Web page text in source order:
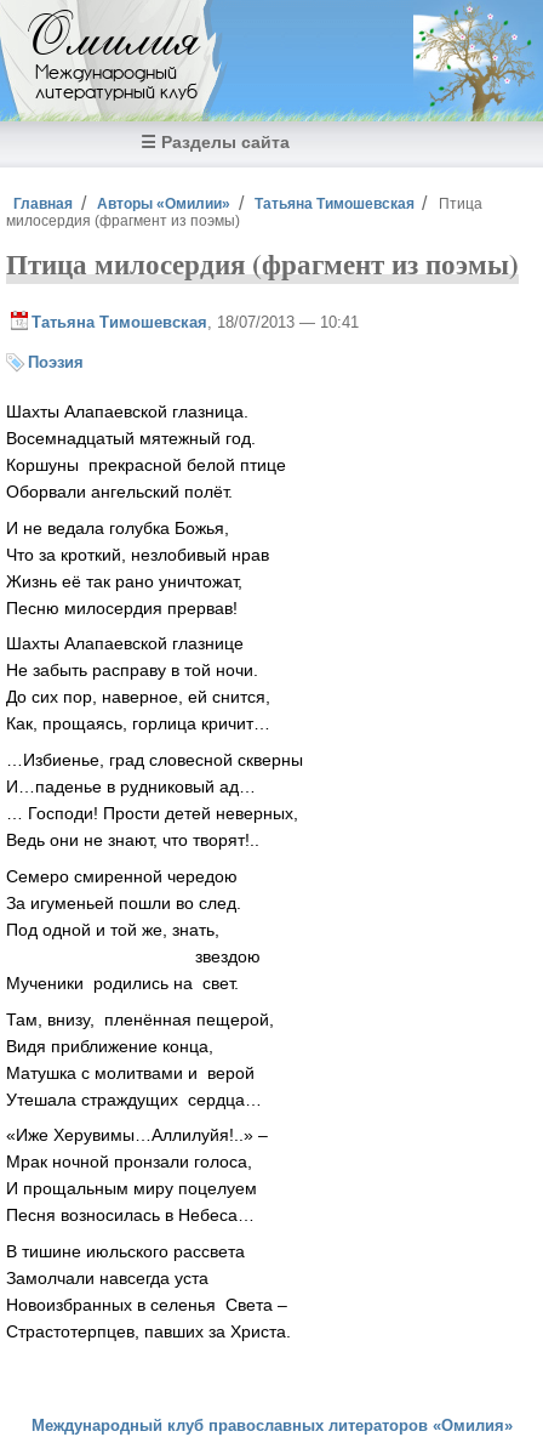
Перейти к основному содержанию
Омилия
Международный
литературный клуб
☰ Разделы сайта
Вы здесь
Главная Авторы «Омилии» Татьяна Тимошевская
Птица
милосердия (фрагмент из поэмы)
Птица милосердия (фрагмент из поэмы)
Татьяна Тимошевская , 18/07/2013 — 10:41
Поэзия
Шахты Алапаевской глазница.
Восемнадцатый мятежный год.
Коршуны прекрасной белой птице
Оборвали ангельский полёт.
И не ведала голубка Божья,
Что за кроткий, незлобивый нрав
Жизнь её так рано уничтожат,
Песню милосердия прервав!
Шахты Алапаевской глазнице
Не забыть расправу в той ночи.
До сих пор, наверное, ей снится,
Как, прощаясь, горлица кричит…
…Избиенье, град словесной скверны
И…паденье в рудниковый ад…
… Господи! Прости детей неверных,
Ведь они не знают, что творят!..
Семеро смиренной чередою
За игуменьей пошли во след.
Под одной и той же, знать,
звездою
Мученики родились на свет.
Там, внизу, пленённая пещерой,
Видя приближение конца,
Матушка с молитвами и верой
Утешала страждущих сердца…
«Иже Херувимы…Аллилуйя!..» –
Мрак ночной пронзали голоса,
И прощальным миру поцелуем
Песня возносилась в Небеса…
В тишине июльского рассвета
Замолчали навсегда уста
Новоизбранных в селенья Света –
Страстотерпцев, павших за Христа.
Международный клуб православных литераторов «Омилия»